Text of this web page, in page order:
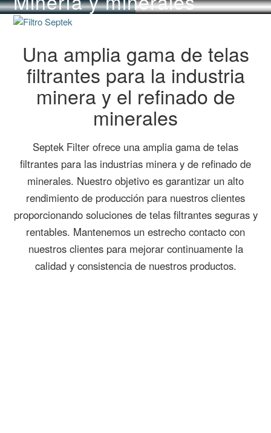
Una amplia gama de telas
filtrantes para la industria
minera y el refinado de
minerales
Septek Filter ofrece una amplia gama de telas
filtrantes para las industrias minera y de refinado de
minerales. Nuestro objetivo es garantizar un alto
rendimiento de producción para nuestros clientes
proporcionando soluciones de telas filtrantes seguras y
rentables. Mantenemos un estrecho contacto con
nuestros clientes para mejorar continuamente la
calidad y consistencia de nuestros productos.